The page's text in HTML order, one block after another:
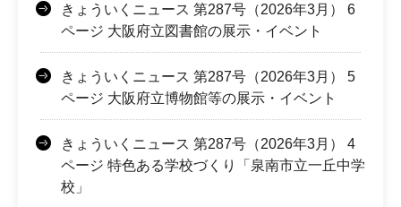
きょういくニュース 第287号（2026年3月） 6
ページ 大阪府立図書館の展示・イベント
きょういくニュース 第287号（2026年3月） 5
ページ 大阪府立博物館等の展示・イベント
きょういくニュース 第287号（2026年3月） 4
ページ 特色ある学校づくり「泉南市立一丘中学
校」